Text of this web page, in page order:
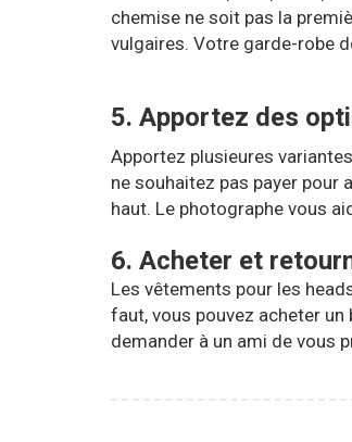
chemise ne soit pas la
vulgaires. Votre garde-robe
5. Apportez des
Apportez plusieures
ne souhaitez pas payer pour
haut. Le photographe vous
6. Acheter et
Les vêtements pour les
faut, vous pouvez acheter
demander à un ami de vous